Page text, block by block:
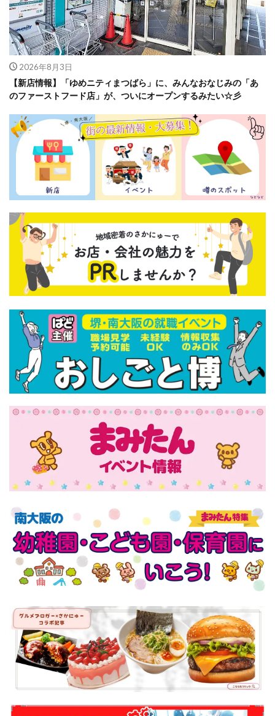
2026年8月3日
【新店情報】「ゆめニティまつばら」に、みんなおなじみの「あ
のファーストフード店」が、ついにオープンするみたい☆彡